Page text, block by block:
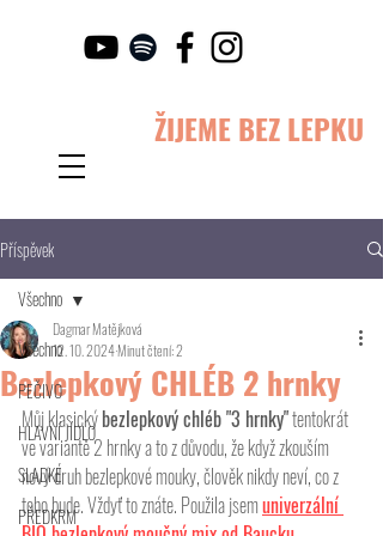
ŽIJEME BEZ LEPKU
Příspěvek
Všechno
PEČIVO
HLAVNÍ JÍDLO
SLADKÉ
PŘEDKRM
Všechno
Bezlepkový CHLÉB 2 hrnky
Dagmar Matějková
12. 10. 2024Minut čtení: 2
Můj klasický bezlepkový chléb "3 hrnky" tentokrát
ve variantě 2 hrnky a to z důvodu, že když zkouším
nový druh bezlepkové mouky, člověk nikdy neví, co z
toho bude. Vždyť to znáte. Použila jsem univerzální